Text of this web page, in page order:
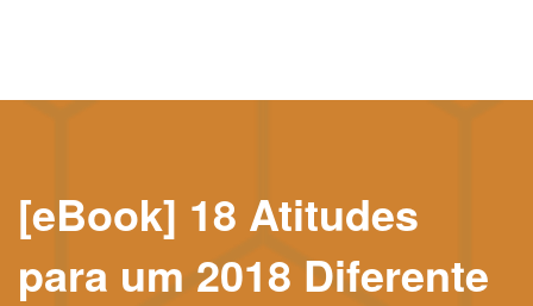
[eBook] 18 Atitudes
para um 2018 Diferente